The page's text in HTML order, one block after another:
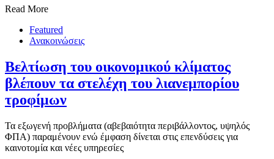
Read More
Featured
Ανακοινώσεις
Βελτίωση του οικονομικού κλίματος
βλέπουν τα στελέχη του λιανεμπορίου
τροφίμων
Τα εξωγενή προβλήματα (αβεβαιότητα περιβάλλοντος, υψηλός
ΦΠΑ) παραμένουν ενώ έμφαση δίνεται στις επενδύσεις για
καινοτομία και νέες υπηρεσίες